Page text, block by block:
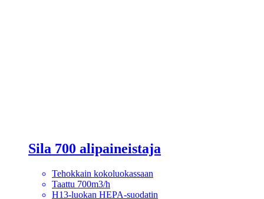
Sila 700 alipaineistaja
Tehokkain kokoluokassaan
Taattu 700m3/h
H13-luokan HEPA-suodatin